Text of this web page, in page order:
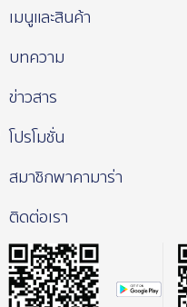
เมนูและสินค้า
บทความ
ข่าวสาร
โปรโมชั่น
สมาชิกพาคามาร่า
ติดต่อเรา